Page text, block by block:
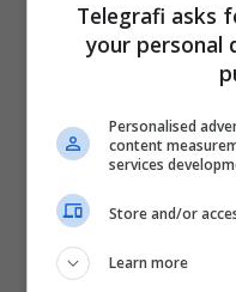
Telegrafi asks
your personal
Personalised
content
services
Store and/or
Learn more